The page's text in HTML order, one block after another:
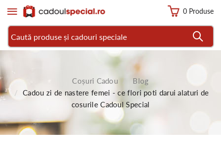
0 Produse
Coșuri Cadou
Blog
Cadou zi de nastere femei - ce flori poti darui alaturi de
cosurile Cadoul Special